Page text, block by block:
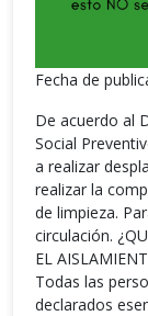
Fecha de
De acuerdo al
Social
a realizar
realizar la
de limpieza.
circulación.
EL
Todas las
declarados